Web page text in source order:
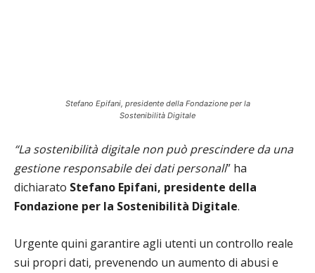
Stefano Epifani, presidente della Fondazione per la
Sostenibilità Digitale
“La sostenibilità digitale non può prescindere da una
gestione responsabile dei dati personali” ha
dichiarato Stefano Epifani, presidente della
Fondazione per la Sostenibilità Digitale.
Urgente quini garantire agli utenti un controllo reale
sui propri dati, prevenendo un aumento di abusi e